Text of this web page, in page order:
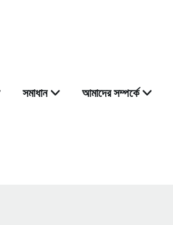
সমাধান আমাদের সম্পর্কে